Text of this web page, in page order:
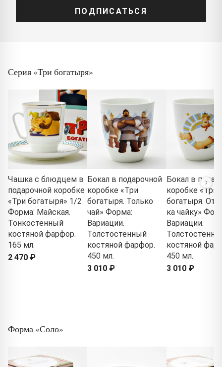
ПОДПИСАТЬСЯ
Серия «Три богатыря»
Чашка с блюдцем в
подарочной коробке
«Три богатыря» 1/2
Форма: Майская.
Тонкостенный
костяной фарфор.
165 мл.
2 470 ₽
Бокал в подарочной
коробке «Три
богатыря. Только
чай» Форма:
Вариации.
Толстостенный
костяной фарфор.
450 мл.
3 010 ₽
Бокал в
коробке «Три
богатыря.
ка чайку»
Вариации.
костяной
450 мл.
3 010 ₽
Форма «Соло»